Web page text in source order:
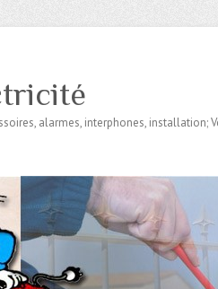
alarmes, interphones, installation;